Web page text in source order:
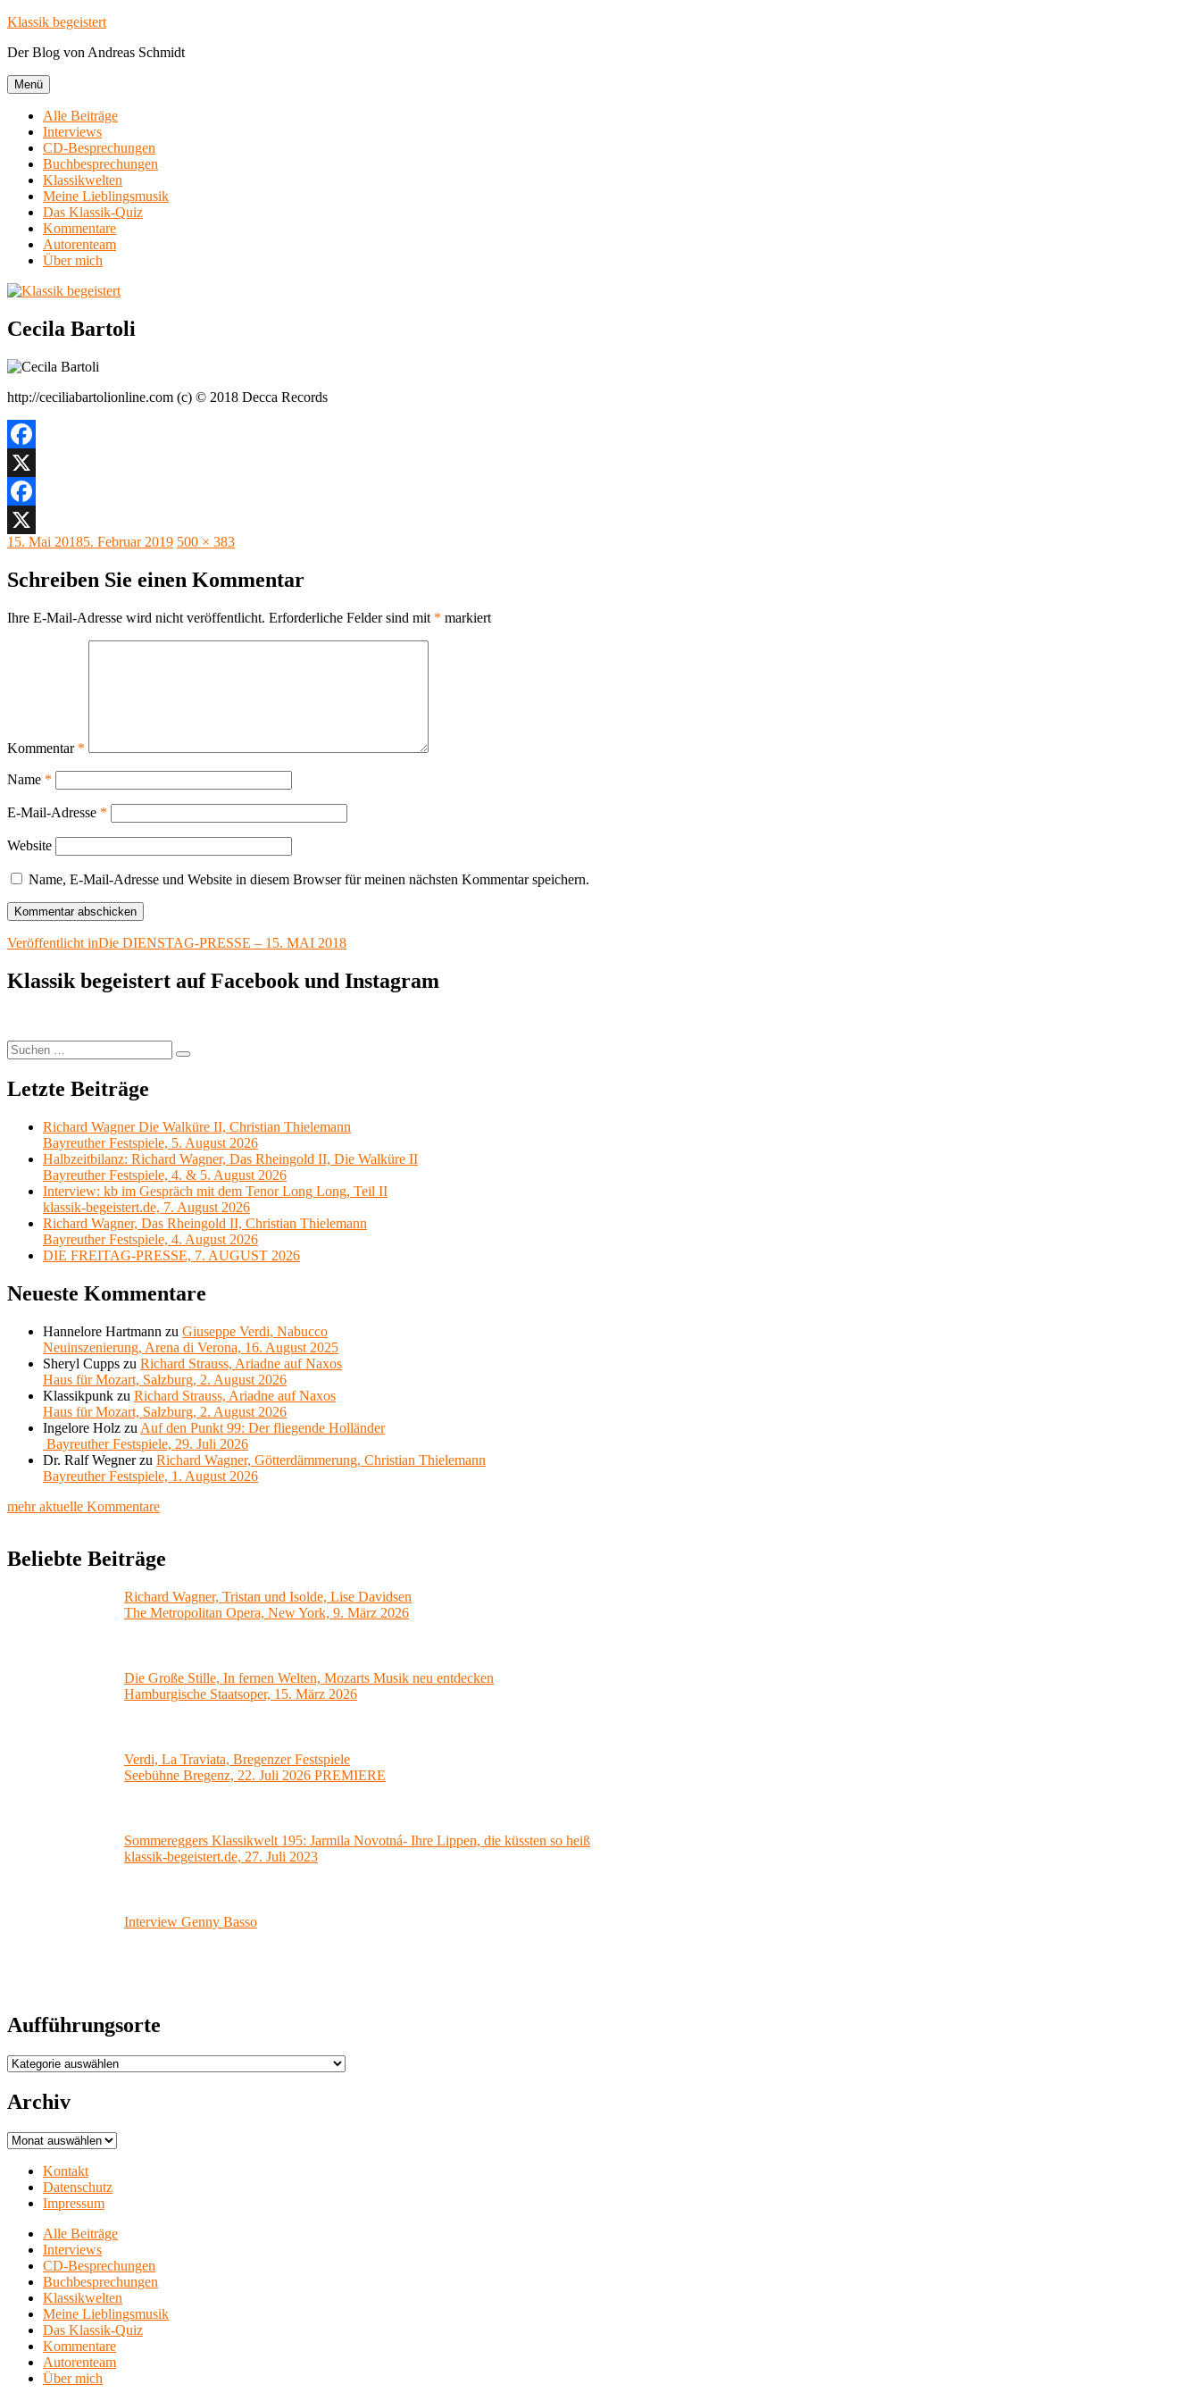
Zum
springen
Klassik begeistert
Der Blog von Andreas Schmidt
Menü
Alle Beiträge
Interviews
CD-Besprechungen
Buchbesprechungen
Klassikwelten
Meine Lieblingsmusik
Das Klassik-Quiz
Kommentare
Autorenteam
Über mich
Cecila Bartoli
http://ceciliabartolionline.com (c) © 2018 Decca Records
Facebook
X
Facebook
X
Veröffentlicht
15. Mai 20185. Februar 2019 Originalgröße
500 × 383
Schreiben Sie einen Kommentar
Ihre E-Mail-Adresse wird nicht veröffentlicht. Erforderliche Felder sind mit * markiert
Kommentar *
Name *
E-Mail-Adresse *
Website
Name, E-Mail-Adresse und Website in diesem Browser für meinen nächsten Kommentar speichern.
Beitragsnavigation
Veröffentlicht inDie DIENSTAG-PRESSE – 15. MAI 2018
Klassik begeistert auf Facebook und Instagram
Suchen
nach:
Suchen
Letzte Beiträge
Richard Wagner Die Walküre II, Christian Thielemann
Bayreuther Festspiele, 5. August 2026
Halbzeitbilanz: Richard Wagner, Das Rheingold II, Die Walküre II
Bayreuther Festspiele, 4. & 5. August 2026
Interview: kb im Gespräch mit dem Tenor Long Long, Teil II
klassik-begeistert.de, 7. August 2026
Richard Wagner, Das Rheingold II, Christian Thielemann
Bayreuther Festspiele, 4. August 2026
DIE FREITAG-PRESSE, 7. AUGUST 2026
Neueste Kommentare
Hannelore Hartmann zu Giuseppe Verdi, Nabucco
Neuinszenierung, Arena di Verona, 16. August 2025
Sheryl Cupps zu Richard Strauss, Ariadne auf Naxos
Haus für Mozart, Salzburg, 2. August 2026
Klassikpunk zu Richard Strauss, Ariadne auf Naxos
Haus für Mozart, Salzburg, 2. August 2026
Ingelore Holz zu Auf den Punkt 99: Der fliegende Holländer
Bayreuther Festspiele, 29. Juli 2026
Dr. Ralf Wegnerzu Richard Wagner, Götterdämmerung, Christian Thielemann
Bayreuther Festspiele, 1. August 2026
mehr aktuelle Kommentare
Beliebte Beiträge
Richard Wagner, Tristan und Isolde, Lise Davidsen
The Metropolitan Opera, New York, 9. März 2026
Die Große Stille, In fernen Welten, Mozarts Musik neu entdecken
Hamburgische Staatsoper, 15. März 2026
Verdi, La Traviata, Bregenzer Festspiele
Seebühne Bregenz, 22. Juli 2026 PREMIERE
Sommereggers Klassikwelt 195: Jarmila Novotná- Ihre Lippen, die küssten so heiß
klassik-begeistert.de, 27. Juli 2023
Interview Genny Basso
Aufführungsorte
Aufführungsorte
Archiv
Archiv
Kontakt
Datenschutz
Impressum
Alle Beiträge
Interviews
CD-Besprechungen
Buchbesprechungen
Klassikwelten
Meine Lieblingsmusik
Das Klassik-Quiz
Kommentare
Autorenteam
Über mich